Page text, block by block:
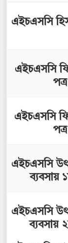
এইচএসসি
এইচএসসি
এইচএসসি
এইচএসসি
ব্যবসায়
এইচএসসি
ব্যবসায়